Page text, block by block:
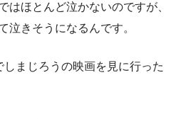
はほとんど泣かないのですが、
泣きそうになるんです。
まじろうの映画を見に行った